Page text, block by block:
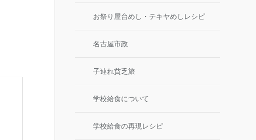
お祭り屋台めし・テキヤめしレシピ
名古屋市政
子連れ貧乏旅
学校給食について
学校給食の再現レシピ